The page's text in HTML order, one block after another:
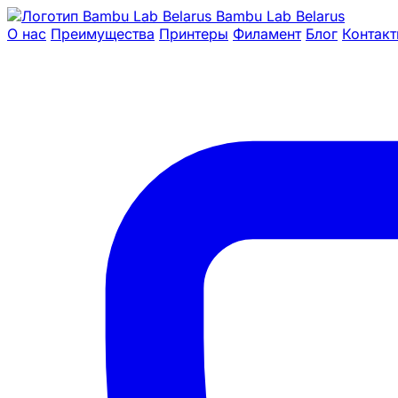
Bambu Lab Belarus
О нас Преимущества Принтеры Филамент Блог